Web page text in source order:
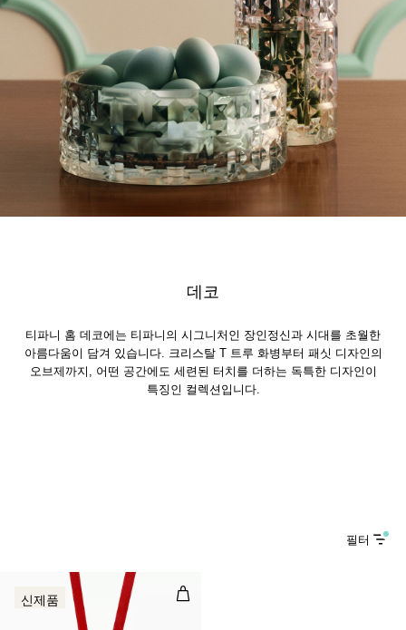
데코
티파니 홈 데코에는 티파니의 시그니처인 장인정신과 시대를 초월한
아름다움이 담겨 있습니다. 크리스탈 T 트루 화병부터 패싯 디자인의
오브제까지, 어떤 공간에도 세련된 터치를 더하는 독특한 디자인이
특징인 컬렉션입니다.
필터
스타 오너먼트, 레드 리본에 스털링
신제품